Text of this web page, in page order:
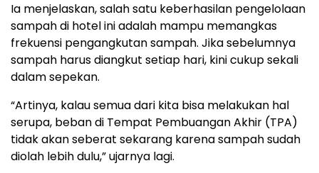
Ia menjelaskan, salah satu keberhasilan pengelolaan
sampah di hotel ini adalah mampu memangkas
frekuensi pengangkutan sampah. Jika sebelumnya
sampah harus diangkut setiap hari, kini cukup sekali
dalam sepekan.
“Artinya, kalau semua dari kita bisa melakukan hal
serupa, beban di Tempat Pembuangan Akhir (TPA)
tidak akan seberat sekarang karena sampah sudah
diolah lebih dulu,” ujarnya lagi.